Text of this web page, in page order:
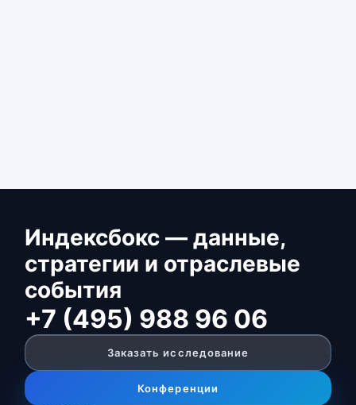
Индексбокс — данные,
стратегии и отраслевые
события
+7 (495) 988 96 06
Заказать исследование
Конференции